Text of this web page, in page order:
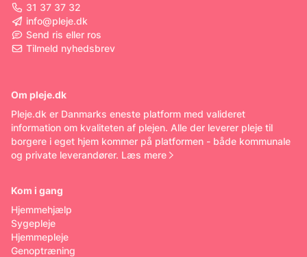
31 37 37 32
info@pleje.dk
Send ris eller ros
Tilmeld nyhedsbrev
Om pleje.dk
Pleje.dk er Danmarks eneste platform med valideret
information om kvaliteten af plejen. Alle der leverer pleje til
borgere i eget hjem kommer på platformen - både kommunale
og private leverandører. Læs mere
Kom i gang
Hjemmehjælp
Sygepleje
Hjemmepleje
Genoptræning